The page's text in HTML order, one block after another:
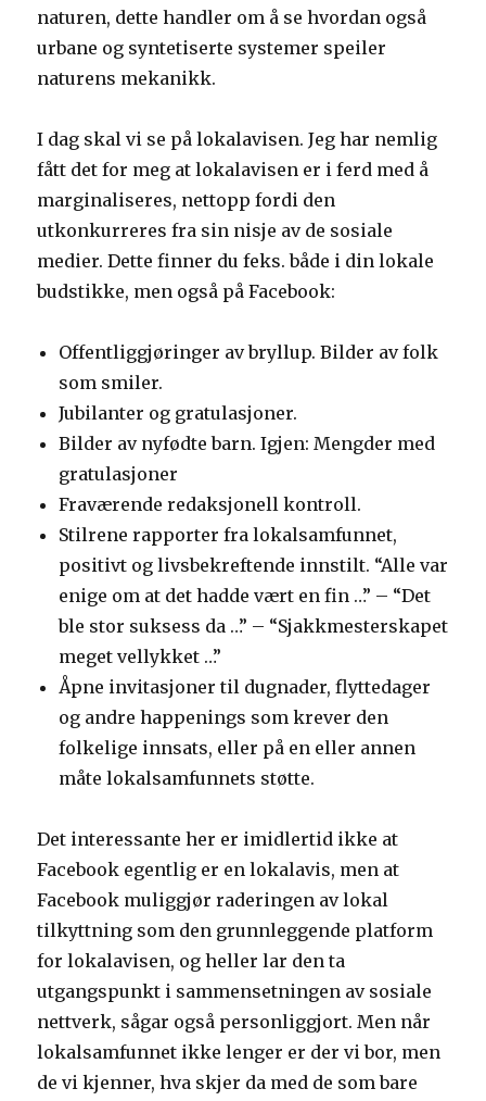
naturen, dette handler om å se hvordan også
urbane og syntetiserte systemer speiler
naturens mekanikk.
I dag skal vi se på lokalavisen. Jeg har nemlig
fått det for meg at lokalavisen er i ferd med å
marginaliseres, nettopp fordi den
utkonkurreres fra sin nisje av de sosiale
medier. Dette finner du feks. både i din lokale
budstikke, men også på Facebook:
Offentliggjøringer av bryllup. Bilder av folk
som smiler.
Jubilanter og gratulasjoner.
Bilder av nyfødte barn. Igjen: Mengder med
gratulasjoner
Fraværende redaksjonell kontroll.
Stilrene rapporter fra lokalsamfunnet,
positivt og livsbekreftende innstilt. “Alle var
enige om at det hadde vært en fin …” – “Det
ble stor suksess da …” – “Sjakkmesterskapet
meget vellykket …”
Åpne invitasjoner til dugnader, flyttedager
og andre happenings som krever den
folkelige innsats, eller på en eller annen
måte lokalsamfunnets støtte.
Det interessante her er imidlertid ikke at
Facebook egentlig er en lokalavis, men at
Facebook muliggjør raderingen av lokal
tilkyttning som den grunnleggende platform
for lokalavisen, og heller lar den ta
utgangspunkt i sammensetningen av sosiale
nettverk, sågar også personliggjort. Men når
lokalsamfunnet ikke lenger er der vi bor, men
de vi kjenner, hva skjer da med de som bare